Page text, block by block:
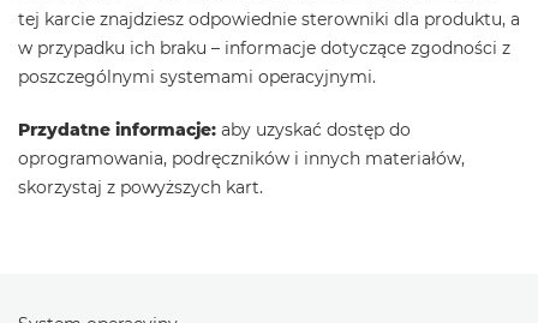
tej karcie znajdziesz odpowiednie sterowniki dla produktu, a
w przypadku ich braku – informacje dotyczące zgodności z
poszczególnymi systemami operacyjnymi.
Przydatne informacje: aby uzyskać dostęp do
oprogramowania, podręczników i innych materiałów,
skorzystaj z powyższych kart.